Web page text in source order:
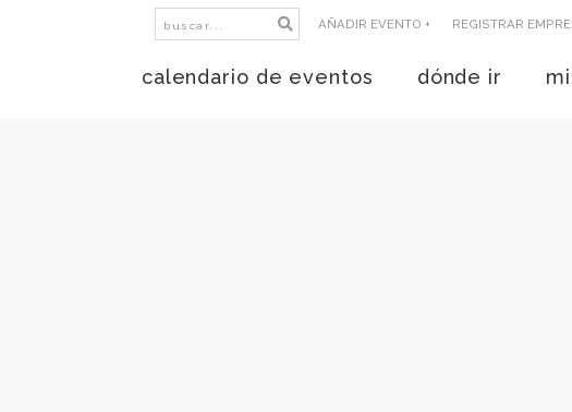
AÑADIR EVENTO + REGISTRAR
calendario de eventos dónde ir